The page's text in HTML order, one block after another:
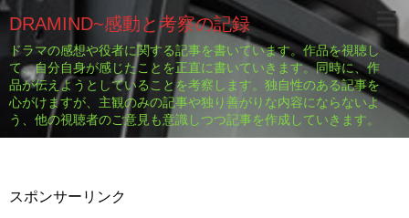
DRAMIND~感動と考察の記録
ドラマの感想や役者に関する記事を書いています。作品を視聴し
て、自分自身が感じたことを正直に書いていきます。同時に、作
品が伝えようとしていることを考察します。独自性のある記事を
心がけますが、主観のみの記事や独り善がりな内容にならないよ
う、他の視聴者のご意見も意識しつつ記事を作成していきます。
スポンサーリンク